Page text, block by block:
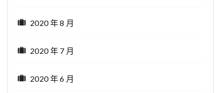
2020 年 8 月
2020 年 7 月
2020 年 6 月